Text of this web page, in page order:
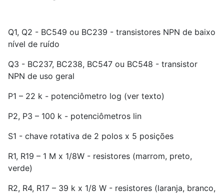
Q1, Q2 - BC549 ou BC239 - transistores NPN de baixo
nível de ruído
Q3 - BC237, BC238, BC547 ou BC548 - transistor
NPN de uso geral
P1 – 22 k - potenciômetro log (ver texto)
P2, P3 – 100 k - potenciômetros lin
S1 - chave rotativa de 2 polos x 5 posições
R1, R19 – 1 M x 1/8W - resistores (marrom, preto,
verde)
R2, R4, R17 – 39 k x 1/8 W - resistores (laranja, branco,